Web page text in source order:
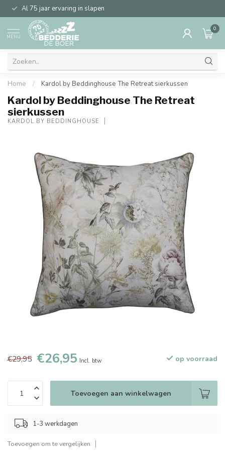
Al 75 jaar ervaring in slapen
MENU
0
Home / Kardol by Beddinghouse The Retreat sierkussen
Kardol by Beddinghouse The Retreat
sierkussen
KARDOL BY BEDDINGHOUSE
€29,95 €26,95 Incl. btw op voorraad
Toevoegen aan winkelwagen
1-3 werkdagen
Toevoegen om te vergelijken